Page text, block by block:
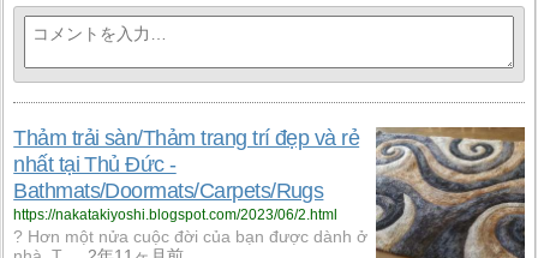
Thảm trải sàn/Thảm trang trí đẹp và rẻ
nhất tại Thủ Đức -
Bathmats/Doormats/Carpets/Rugs
https://nakatakiyoshi.blogspot.com/2023/06/2.html
? Hơn một nửa cuộc đời của bạn được dành ở